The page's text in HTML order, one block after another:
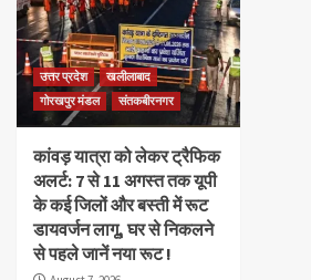
उत्तर प्रदेश
खलीलाबाद
गोरखपुर मंडल
संतकबीरनगर
कांवड़ यात्रा को लेकर ट्रैफिक
अलर्ट: 7 से 11 अगस्त तक यूपी
के कई जिलों और बस्ती में रूट
डायवर्जन लागू, घर से निकलने
से पहले जानें नया रूट !